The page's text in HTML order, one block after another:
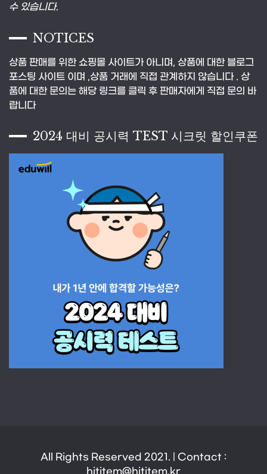
수 있습니다.
NOTICES
상품 판매를 위한 쇼핑몰 사이트가 아니며, 상품에 대한 블로그
포스팅 사이트 이며 ,상품 거래에 직접 관계하지 않습니다 . 상
품에 대한 문의는 해당 링크를 클릭 후 판매자에게 직접 문의 바
랍니다
2024 대비 공시력 TEST 시크릿 할인쿠폰
All Rights Reserved 2021. | Contact :
hititem@hititem.kr